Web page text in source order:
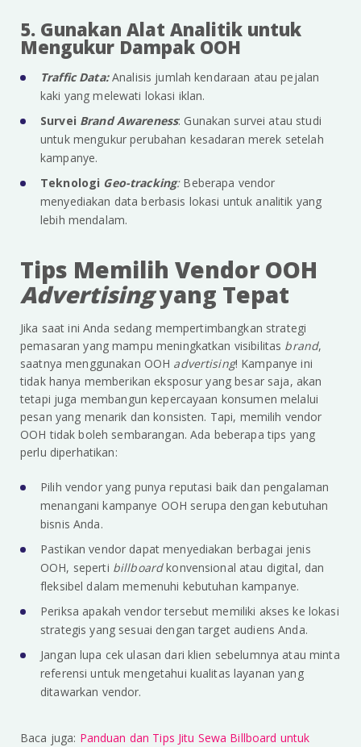
5. Gunakan Alat Analitik untuk
Mengukur Dampak OOH
Traffic Data:Analisis jumlah kendaraan atau pejalan
kaki yang melewati lokasi iklan.
Survei Brand Awareness: Gunakan survei atau studi
untuk mengukur perubahan kesadaran merek setelah
kampanye.
Teknologi Geo-tracking:Beberapa vendor
menyediakan data berbasis lokasi untuk analitik yang
lebih mendalam.
Tips Memilih Vendor OOH
Advertisingyang Tepat
Jika saat ini Anda sedang mempertimbangkan strategi
pemasaran yang mampu meningkatkan visibilitas brand,
saatnya menggunakan OOH advertising! Kampanye ini
tidak hanya memberikan eksposur yang besar saja, akan
tetapi juga membangun kepercayaan konsumen melalui
pesan yang menarik dan konsisten. Tapi, memilih vendor
OOH tidak boleh sembarangan. Ada beberapa tips yang
perlu diperhatikan:
Pilih vendor yang punya reputasi baik dan pengalaman
menangani kampanye OOH serupa dengan kebutuhan
bisnis Anda.
Pastikan vendor dapat menyediakan berbagai jenis
OOH, seperti billboardkonvensional atau digital, dan
fleksibel dalam memenuhi kebutuhan kampanye.
Periksa apakah vendor tersebut memiliki akses ke lokasi
strategis yang sesuai dengan target audiens Anda.
Jangan lupa cek ulasan dari klien sebelumnya atau minta
referensi untuk mengetahui kualitas layanan yang
ditawarkan vendor.
Baca juga: Panduan dan Tips Jitu Sewa Billboard untuk